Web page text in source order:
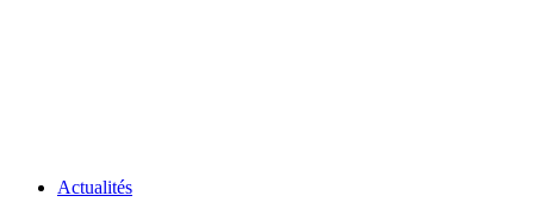
Actualités